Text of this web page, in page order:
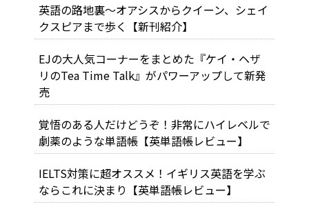
英語の路地裏～オアシスからクイーン、シェイ
クスピアまで歩く【新刊紹介】
EJの大人気コーナーをまとめた『ケイ・ヘザ
リのTea Time Talk』がパワーアップして新発
売
覚悟のある人だけどうぞ！非常にハイレベルで
劇薬のような単語帳【英単語帳レビュー】
IELTS対策に超オススメ！イギリス英語を学ぶ
ならこれに決まり【英単語帳レビュー】